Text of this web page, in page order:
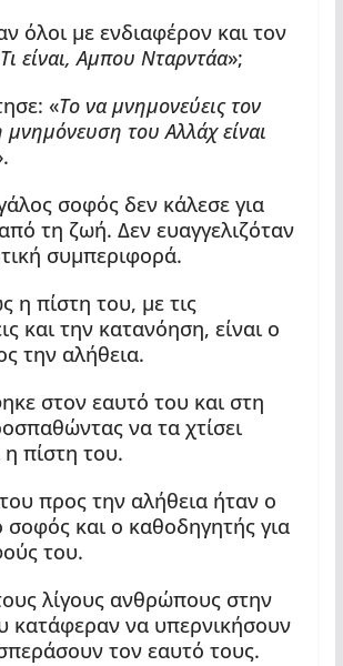
όλοι με ενδιαφέρον και τον
Τι είναι, Αμπου Νταρντάα»;
«Το να μνημονεύεις τον
μνημόνευση του Αλλάχ είναι
σοφός δεν κάλεσε για
τη ζωή. Δεν ευαγγελιζόταν
συμπεριφορά.
η πίστη του, με τις
και την κατανόηση, είναι ο
την αλήθεια.
στον εαυτό του και στη
να τα χτίσει
πίστη του.
προς την αλήθεια ήταν ο
σοφός και ο καθοδηγητής για
του.
λίγους ανθρώπους στην
κατάφεραν να υπερνικήσουν
τον εαυτό τους.